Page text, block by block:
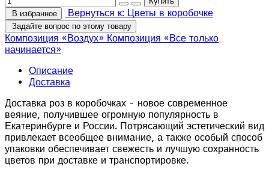
В избранное Вернуться к: Цветы в коробочке
Задайте вопрос по этому товару
Композиция «Воздух» Композиция «Все только
начинается»
Описание
Доставка
Доставка роз в коробочках - новое современное
веяние, получившее огромную популярность в
Екатеринбурге и России. Потрясающий эстетический вид
привлекает всеобщее внимание, а также особый способ
упаковки обеспечивает свежесть и лучшую сохранность
цветов при доставке и транспортировке.